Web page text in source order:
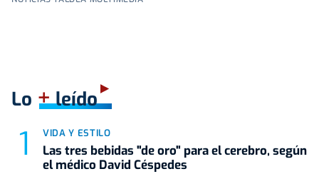
Lo +leído
VIDA Y ESTILO
Las tres bebidas "de oro" para el cerebro, según
el médico David Céspedes